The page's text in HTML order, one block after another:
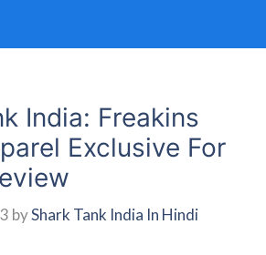
India: Freakins
Exclusive For
byShark Tank India In Hindi